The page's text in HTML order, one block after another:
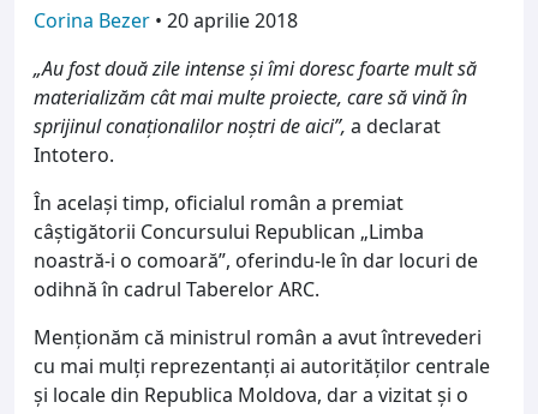
Corina Bezer • 20 aprilie 2018
„Au fost două zile intense și îmi doresc foarte mult să
materializăm cât mai multe proiecte, care să vină în
sprijinul conaționalilor noștri de aici”, a declarat
Intotero.
În același timp, oficialul român a premiat
câștigătorii Concursului Republican „Limba
noastră-i o comoară”, oferindu-le în dar locuri de
odihnă în cadrul Taberelor ARC.
Menționăm că ministrul român a avut întrevederi
cu mai mulți reprezentanți ai autorităților centrale
și locale din Republica Moldova, dar a vizitat și o